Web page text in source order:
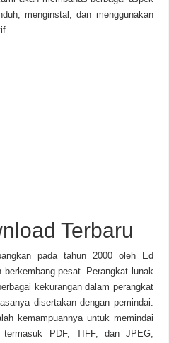
menginstal, dan menggunakan
Terbaru
pada tahun 2000 oleh Ed
pesat. Perangkat lunak
kekurangan dalam perangkat
disertakan dengan pemindai.
kemampuannya untuk memindai
PDF, TIFF, dan JPEG,